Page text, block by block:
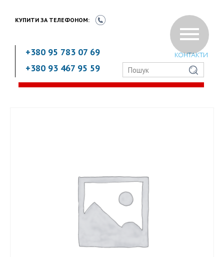
КУПИТИ ЗА ТЕЛЕФОНОМ:
+380 95 783 07 69
+380 93 467 95 59
КОНТАКТИ